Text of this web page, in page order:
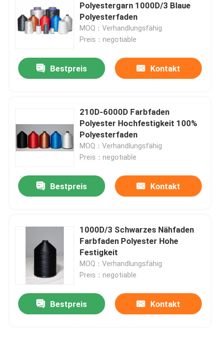
Produkte
Videos
Über uns
Polyestergarn 1000D/3 Blaue
Polyesterfaden
MOQ：Verhandlungsfähig
Preis：negotiable
Bestpreis Kontakt
210D-6000D Farbfaden
Polyester Hochfestigkeit 100%
Polyesterfaden
MOQ：Verhandlungsfähig
Preis：negotiable
Bestpreis Kontakt
1000D/3 Schwarzes Nähfaden
Farbfaden Polyester Hohe
Festigkeit
MOQ：Verhandlungsfähig
Preis：negotiable
Bestpreis Kontakt